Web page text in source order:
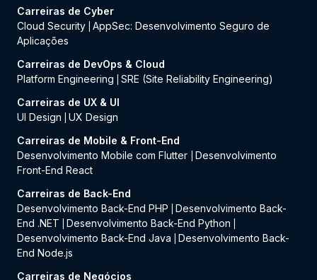
Carreiras de Cyber
Cloud Security AppSec: Desenvolvimento Seguro de
Aplicações
Carreiras de DevOps & Cloud
Platform Engineering
SRE (Site Reliability Engineering)
Carreiras de UX & UI
UI Design
UX Design
Carreiras de Mobile & Front-End
Desenvolvimento Mobile com Flutter
Desenvolvimento
Front-End React
Carreiras de Back-End
Desenvolvimento Back-End PHP
Desenvolvimento Back-
End .NET
Desenvolvimento Back-End Python
Desenvolvimento Back-End Java
Desenvolvimento Back-
End Node.js
Carreiras de Negócios